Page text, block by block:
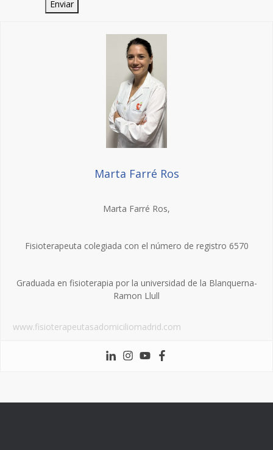
Marta Farré Ros
Marta Farré Ros,
Fisioterapeuta colegiada con el número de registro 6570
Graduada en fisioterapia por la universidad de la Blanquerna-
Ramon Llull
www.fisioterapeutasadomiciliomadrid.com